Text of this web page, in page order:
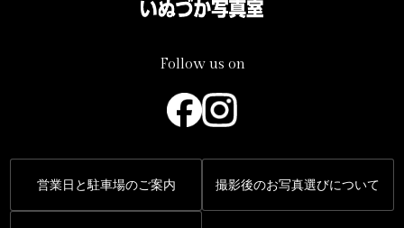
Follow us on
営業日と駐車場のご案内 撮影後のお写真選びについて